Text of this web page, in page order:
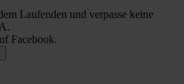
Laufenden und verpasse keine
Facebook.